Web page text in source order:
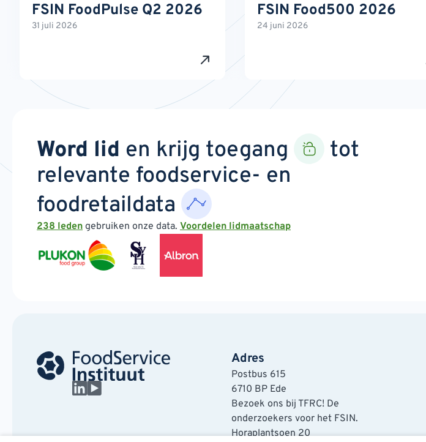
FSIN FoodPulse Q2 2026
31 juli 2026
FSIN Food500 2026
24 juni 2026
Word lid en krijg toegang
tot
relevante foodservice- en
foodretaildata
238 leden gebruiken onze data. Voordelen lidmaatschap
Adres
Postbus 615
6710 BP Ede
Bezoek ons bij TFRC! De
onderzoekers voor het FSIN.
Horaplantsoen 20